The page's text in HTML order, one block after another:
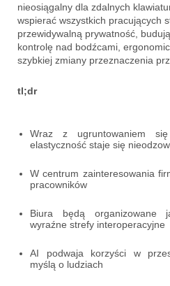
nieosiągalny dla zdalnych
wspierać wszystkich pracujących
przewidywalną prywatność,
kontrolę nad bodźcami,
szybkiej zmiany przeznaczenia
tl;dr
Wraz z ugruntowaniem się
elastyczność staje się
W centrum zainteresowania
pracowników
Biura będą organizowane
wyraźne strefy interoperacyjne
AI podwaja korzyści w
myślą o ludziach